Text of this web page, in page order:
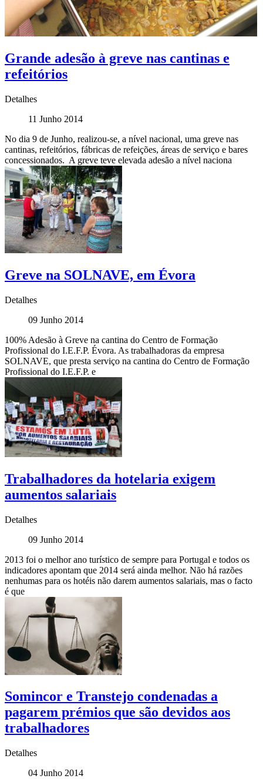
Grande adesão à greve nas cantinas e
refeitórios
Detalhes
11 Junho 2014
No dia 9 de Junho, realizou-se, a nível nacional, uma greve nas
cantinas, refeitórios, fábricas de refeições, áreas de serviço e bares
concessionados. A greve teve elevada adesão a nível naciona
Greve na SOLNAVE, em Évora
Detalhes
09 Junho 2014
100% Adesão à Greve na cantina do Centro de Formação
Profissional do I.E.F.P. Évora. As trabalhadoras da empresa
SOLNAVE, que presta serviço na cantina do Centro de Formação
Profissional do I.E.F.P. e
Trabalhadores da hotelaria exigem
aumentos salariais
Detalhes
09 Junho 2014
2013 foi o melhor ano turístico de sempre para Portugal e todos os
indicadores apontam que 2014 será ainda melhor. Não há razões
nenhumas para os hotéis não darem aumentos salariais, mas o facto
é que
Somincor e Transtejo condenadas a
pagarem prémios que são devidos aos
trabalhadores
Detalhes
04 Junho 2014